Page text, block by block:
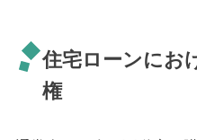
住宅ローンにお
権